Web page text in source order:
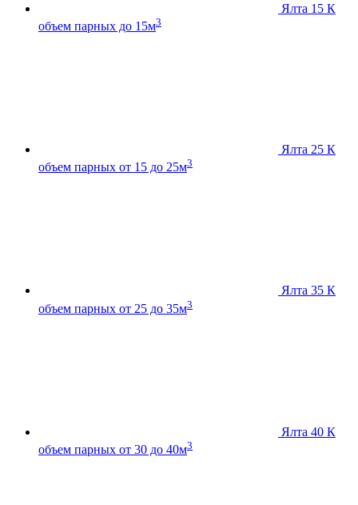
Ялта 15 К
объем парных до 15м3
Ялта 25 К
объем парных от 15 до 25м3
Ялта 35 К
объем парных от 25 до 35м3
Ялта 40 К
объем парных от 30 до 40м3